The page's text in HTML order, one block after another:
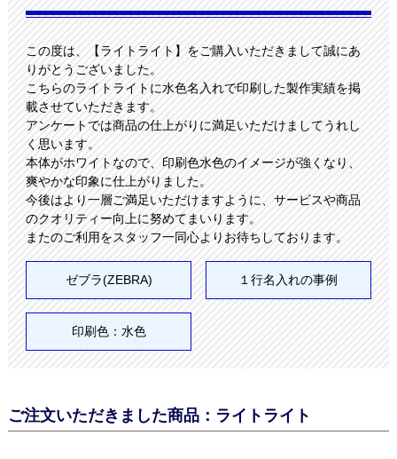
この度は、【ライトライト】をご購入いただきまして誠にあ
りがとうございました。
こちらのライトライトに水色名入れで印刷した製作実績を掲
載させていただきます。
アンケートでは商品の仕上がりに満足いただけましてうれし
く思います。
本体がホワイトなので、印刷色水色のイメージが強くなり、
爽やかな印象に仕上がりました。
今後はより一層ご満足いただけますように、サービスや商品
のクオリティー向上に努めてまいります。
またのご利用をスタッフ一同心よりお待ちしております。
ゼブラ(ZEBRA) １行名入れの事例
印刷色：水色
ご注文いただきました商品：ライトライト